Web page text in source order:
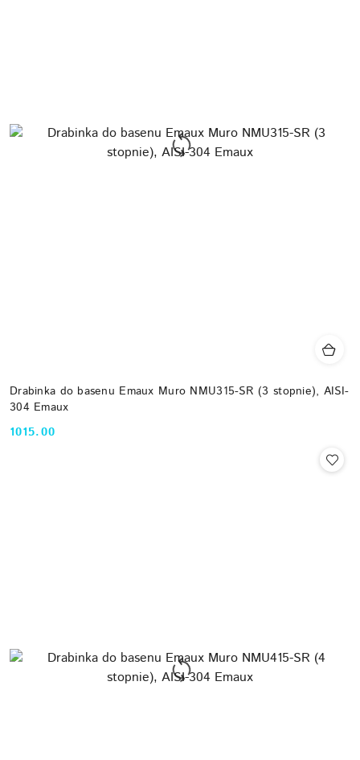
Drabinka do basenu Emaux Muro NMU315-SR (3 stopnie), AISI-
304 Emaux
Cena:
1015.00